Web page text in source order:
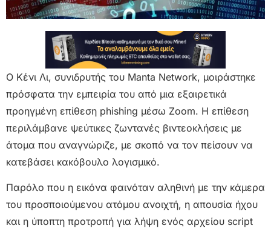
Ο Κένι Λι, συνιδρυτής του Manta Network, μοιράστηκε
πρόσφατα την εμπειρία του από μια εξαιρετικά
προηγμένη επίθεση phishing μέσω Zoom. Η επίθεση
περιλάμβανε ψεύτικες ζωντανές βιντεοκλήσεις με
άτομα που αναγνώριζε, με σκοπό να τον πείσουν να
κατεβάσει κακόβουλο λογισμικό.
Παρόλο που η εικόνα φαινόταν αληθινή με την κάμερα
του προσποιούμενου ατόμου ανοιχτή, η απουσία ήχου
και η ύποπτη προτροπή για λήψη ενός αρχείου script